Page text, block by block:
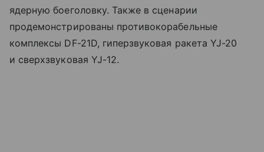
ядерную боеголовку. Также в сценарии
продемонстрированы противокорабельные
комплексы DF-21D, гиперзвуковая ракета YJ-20
и сверхзвуковая YJ-12.